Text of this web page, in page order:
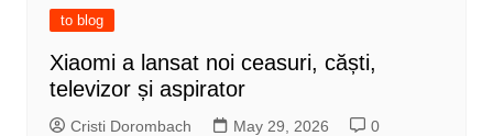
to blog
Xiaomi a lansat noi ceasuri, căști,
televizor și aspirator
Cristi Dorombach May 29, 2026 0